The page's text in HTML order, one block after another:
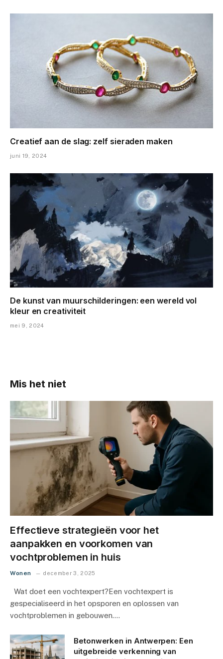
Creatief aan de slag: zelf sieraden maken
juni 19, 2024
De kunst van muurschilderingen: een wereld vol
kleur en creativiteit
mei 9, 2024
Mis het niet
Effectieve strategieën voor het
aanpakken en voorkomen van
vochtproblemen in huis
Wonen december 3, 2025
Wat doet een vochtexpert?Een vochtexpert is
gespecialiseerd in het opsporen en oplossen van
vochtproblemen in gebouwen.…
Betonwerken in Antwerpen: Een
uitgebreide verkenning van